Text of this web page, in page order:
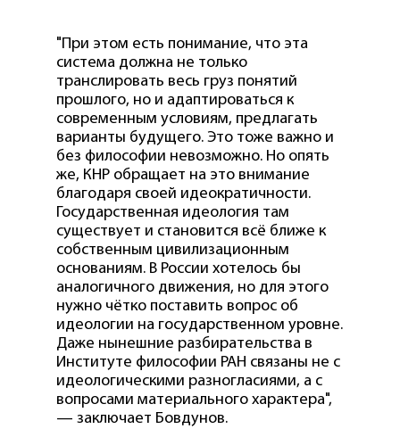
"При этом есть понимание, что эта
система должна не только
транслировать весь груз понятий
прошлого, но и адаптироваться к
современным условиям, предлагать
варианты будущего. Это тоже важно и
без философии невозможно. Но опять
же, КНР обращает на это внимание
благодаря своей идеократичности.
Государственная идеология там
существует и становится всё ближе к
собственным цивилизационным
основаниям. В России хотелось бы
аналогичного движения, но для этого
нужно чётко поставить вопрос об
идеологии на государственном уровне.
Даже нынешние разбирательства в
Институте философии РАН связаны не с
идеологическими разногласиями, а с
вопросами материального характера",
— заключает Бовдунов.